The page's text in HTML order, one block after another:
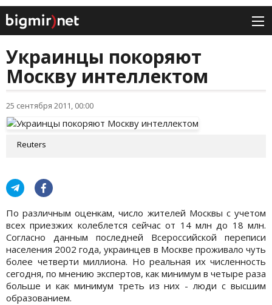
Украинцы покоряют
Москву интеллектом
25 сентября 2011, 00:00
Reuters
По различным оценкам, число жителей Москвы с учетом
всех приезжих колеблется сейчас от 14 млн до 18 млн.
Согласно данным последней Всероссийской переписи
населения 2002 года, украинцев в Москве проживало чуть
более четверти миллиона. Но реальная их численность
сегодня, по мнению экспертов, как минимум в четыре раза
больше и как минимум треть из них - люди с высшим
образованием.